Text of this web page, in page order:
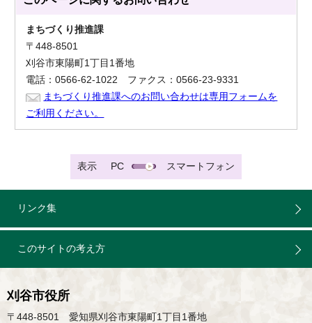
まちづくり推進課
〒448-8501
刈谷市東陽町1丁目1番地
電話：0566-62-1022 ファクス：0566-23-9331
まちづくり推進課へのお問い合わせは専用フォームを
ご利用ください。
表示 PC スマートフォン
リンク集
このサイトの考え方
刈谷市役所
〒448-8501 愛知県刈谷市東陽町1丁目1番地